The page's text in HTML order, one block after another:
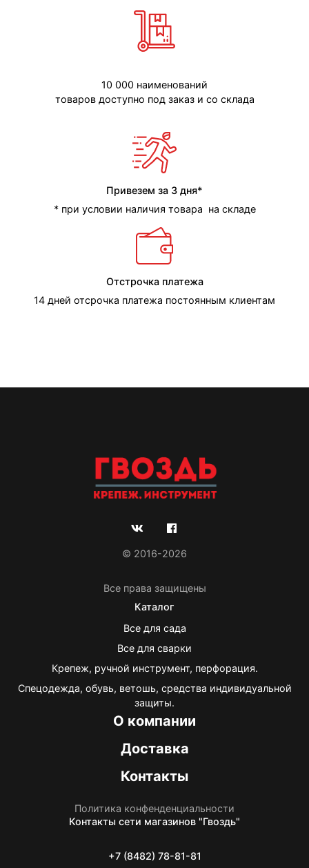
10 000 наименований
товаров доступно под заказ и со склада
Привезем за 3 дня*
* при условии наличия товара на складе
Отстрочка платежа
14 дней отсрочка платежа постоянным клиентам
© 2016-2026
Все права защищены
Каталог
Все для сада
Все для сварки
Крепеж, ручной инструмент, перфорация.
Спецодежда, обувь, ветошь, средства индивидуальной
защиты.
О компании
Доставка
Контакты
Политика конфенденциальности
Контакты сети магазинов "Гвоздь"
+7 (8482) 78-81-81